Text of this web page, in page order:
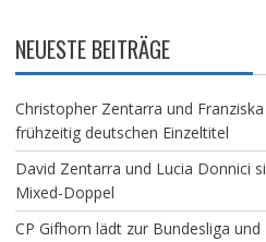
NEUESTE BEITRÄGE
Christopher Zentarra und
frühzeitig deutschen Einzeltitel
David Zentarra und Lucia Donnici
Mixed-Doppel
CP Gifhorn lädt zur Bundesliga